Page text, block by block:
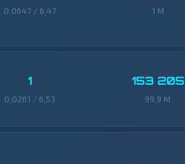
0,0647 / 6,47 1 M
1
0,0261 / 6,53
153 205
99,9 M